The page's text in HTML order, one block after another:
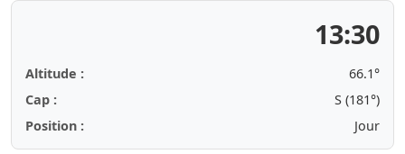
13:30
Altitude :
66.1°
Cap :
S (181°)
Position :
Jour